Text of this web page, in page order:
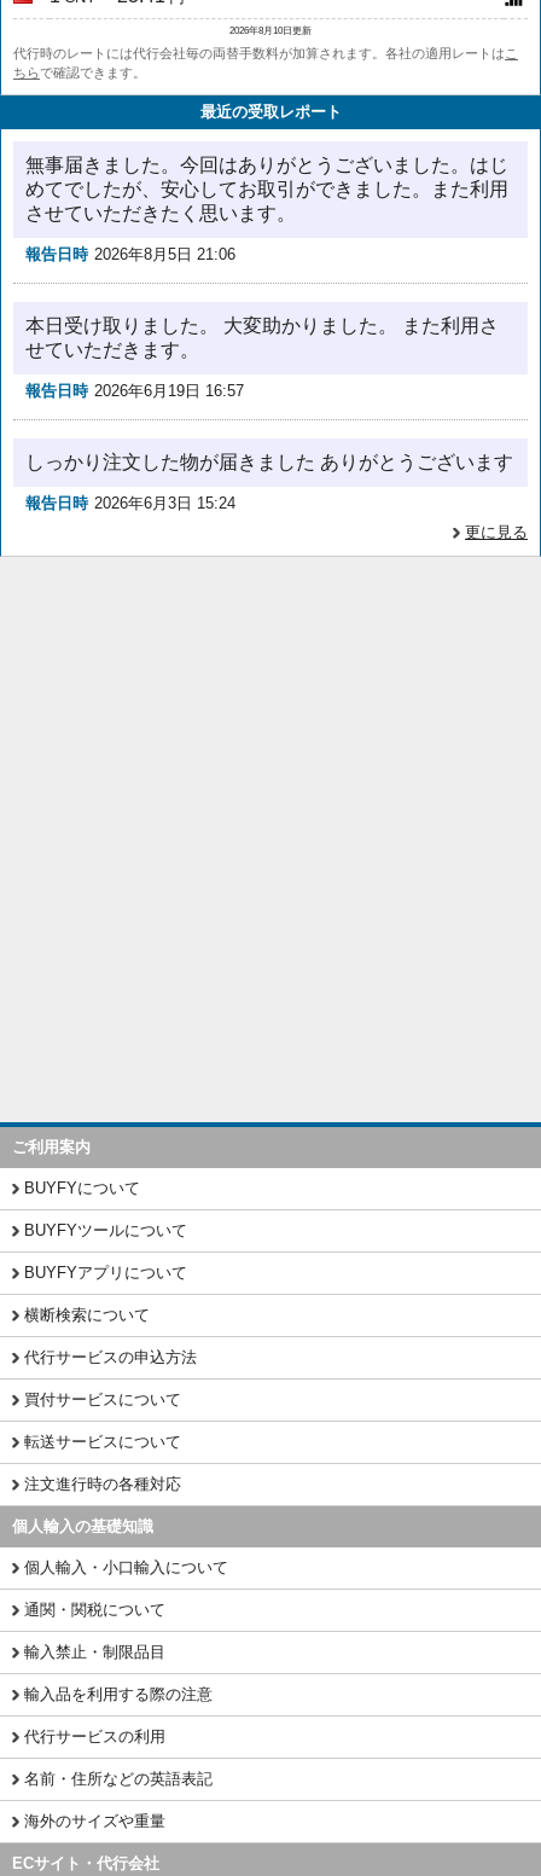
2026年8月10日更新
代行時のレートには代行会社毎の両替手数料が加算されます。各社の適用レートは こ
ちらで確認できます。
最近の受取レポート
無事届きました。今回はありがとうございました。はじ
めてでしたが、安心してお取引ができました。また利用
させていただきたく思います。
報告日時 2026年8月5日 21:06
本日受け取りました。 大変助かりました。 また利用さ
せていただきます。
報告日時 2026年6月19日 16:57
しっかり注文した物が届きました ありがとうございます
報告日時 2026年6月3日 15:24
更に見る
ご利用案内
BUYFYについて
BUYFYツールについて
BUYFYアプリについて
横断検索について
代行サービスの申込方法
買付サービスについて
転送サービスについて
注文進行時の各種対応
個人輸入の基礎知識
個人輸入・小口輸入について
通関・関税について
輸入禁止・制限品目
輸入品を利用する際の注意
代行サービスの利用
名前・住所などの英語表記
海外のサイズや重量
ECサイト・代行会社